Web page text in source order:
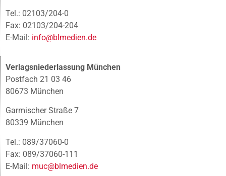
Tel.: 02103/204-0
Fax: 02103/204-204
E-Mail: info@blmedien.de
Verlagsniederlassung München
Postfach 21 03 46
80673 München
Garmischer Straße 7
80339 München
Tel.: 089/37060-0
Fax: 089/37060-111
E-Mail: muc@blmedien.de